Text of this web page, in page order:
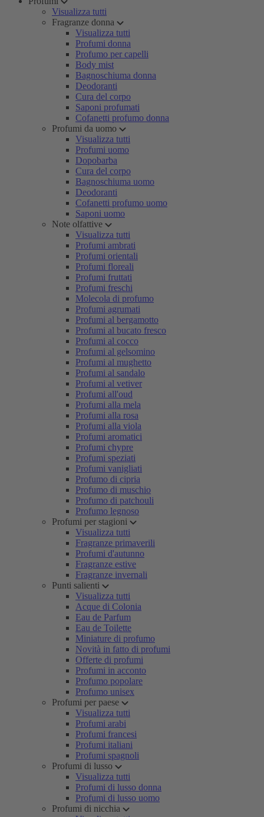
Visualizza tutti
Fragranze donna
Visualizza tutti
Profumi donna
Profumo per capelli
Body mist
Bagnoschiuma donna
Deodoranti
Cura del corpo
Saponi profumati
Cofanetti profumo donna
Profumi da uomo
Visualizza tutti
Profumi uomo
Dopobarba
Cura del corpo
Bagnoschiuma uomo
Deodoranti
Cofanetti profumo uomo
Saponi uomo
Note olfattive
Visualizza tutti
Profumi ambrati
Profumi orientali
Profumi floreali
Profumi fruttati
Profumi freschi
Molecola di profumo
Profumi agrumati
Profumi al bergamotto
Profumi al bucato fresco
Profumi al cocco
Profumi al gelsomino
Profumi al mughetto
Profumi al sandalo
Profumi al vetiver
Profumi all'oud
Profumi alla mela
Profumi alla rosa
Profumi alla viola
Profumi aromatici
Profumi chypre
Profumi speziati
Profumi vanigliati
Profumo di cipria
Profumo di muschio
Profumo di patchouli
Profumo legnoso
Profumi per stagioni
Visualizza tutti
Fragranze primaverili
Profumi d'autunno
Fragranze estive
Fragranze invernali
Punti salienti
Visualizza tutti
Acque di Colonia
Eau de Parfum
Eau de Toilette
Miniature di profumo
Novità in fatto di profumi
Offerte di profumi
Profumi in acconto
Profumo popolare
Profumo unisex
Profumi per paese
Visualizza tutti
Profumi arabi
Profumi francesi
Profumi italiani
Profumi spagnoli
Profumi di lusso
Visualizza tutti
Profumi di lusso donna
Profumi di lusso uomo
Profumi di nicchia